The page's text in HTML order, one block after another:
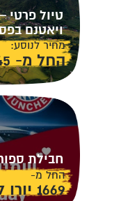
טיול פרטי
ויאטנם
מחיר לנוסע:
החל מ- 1445 דולר
חבילת
החל מ-
1669 יורו לאדם